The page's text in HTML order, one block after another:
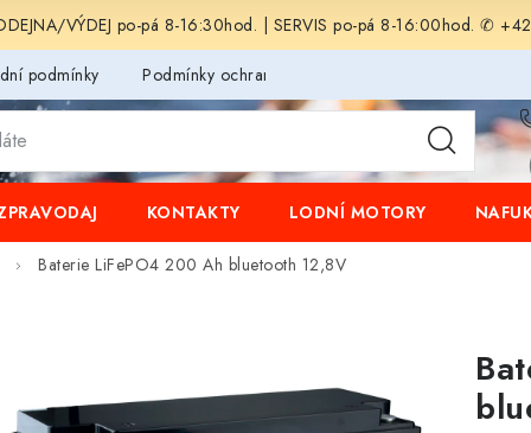
VÝDEJ po-pá 8-16:30hod. | SERVIS po-pá 8-16:00hod. ✆
podmínky Podmínky ochrany osobních údajů
KONTAKTY LODNÍ MOTORY
Baterie LiFePO4 200 Ah bluetooth 12,8V